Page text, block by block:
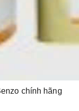
chính hãng